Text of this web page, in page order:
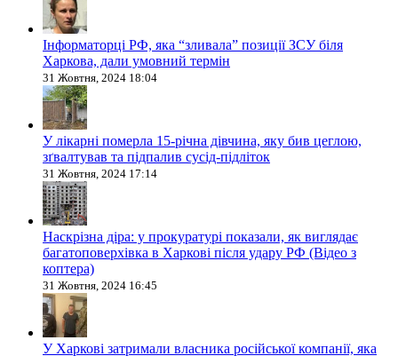
Інформаторці РФ, яка “зливала” позиції ЗСУ біля
Харкова, дали умовний термін
31 Жовтня, 2024 18:04
У лікарні померла 15-річна дівчина, яку бив цеглою,
зґвалтував та підпалив сусід-підліток
31 Жовтня, 2024 17:14
Наскрізна діра: у прокуратурі показали, як виглядає
багатоповерхівка в Харкові після удару РФ (Відео з
коптера)
31 Жовтня, 2024 16:45
У Харкові затримали власника російської компанії, яка